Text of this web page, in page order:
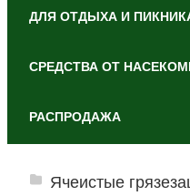
ДЛЯ ОТДЫХА И
СРЕДСТВА ОТ
РАСПРОДАЖА
Ячеистые